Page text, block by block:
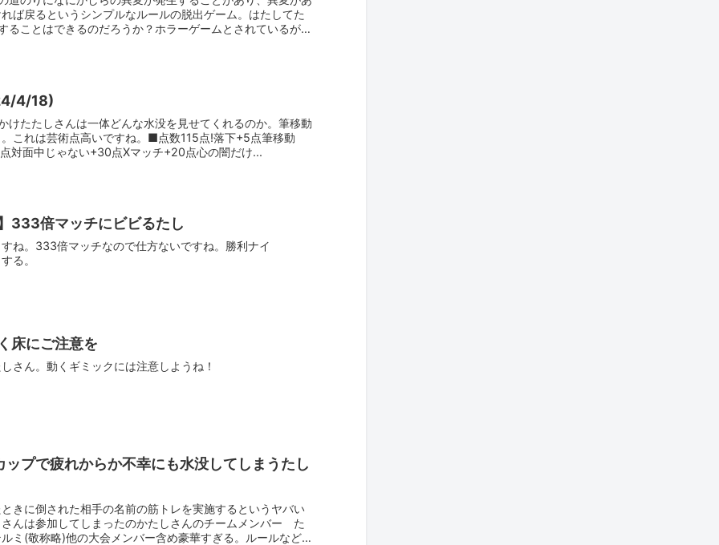
ば戻るというシンプルなルールの脱出ゲーム。はたしてた
ることはできるのだろうか？ホラーゲームとされているがホ
4/18)
けたたしさんは一体どんな水没を見せてくれるのか。筆移動
これは芸術点高いですね。■点数115点!落下+5点筆移動
対面中じゃない+30点Xマッチ+20点心の闇だけ...
333倍マッチにビビるたし
ね。333倍マッチなので仕方ないですね。勝利ナイ
る。
床にご注意を
さん。動くギミックには注意しようね！
プで疲れからか不幸にも水没してしまうたし
きに倒された相手の名前の筋トレを実施するというヤバい
んは参加してしまったのかたしさんのチームメンバー た
ミ(敬称略)他の大会メンバー含め豪華すぎる。ルールなど